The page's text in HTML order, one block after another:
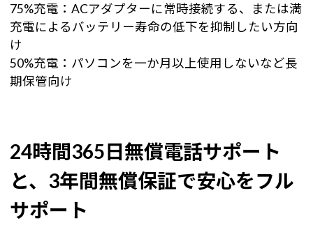
75%充電：ACアダプターに常時接続する、または満
充電によるバッテリー寿命の低下を抑制したい方向
け
50%充電：パソコンを一か月以上使用しないなど長
期保管向け
24時間365日無償電話サポート
と、3年間無償保証で安心をフル
サポート